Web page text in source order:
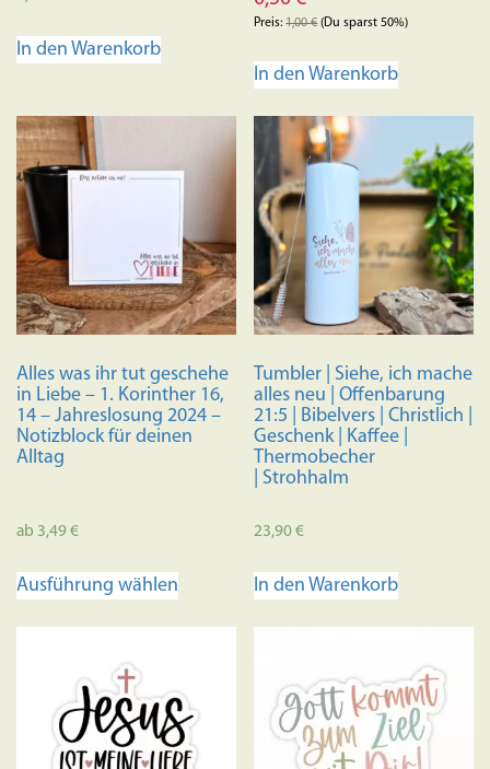
In den Warenkorb
Preis:1,00€(Du sparst 50%)
In den Warenkorb
Alles was ihr tut geschehe
in Liebe – 1. Korinther 16,
14 – Jahreslosung 2024 –
Notizblock für deinen
Alltag
ab 3,49€
Ausführung wählen
auf.
Die
Optionen
Tumbler | Siehe, ich mache
alles neu | Offenbarung
21:5 | Bibelvers | Christlich |
Geschenk | Kaffee |
Thermobecher
| Strohhalm
23,90€
In den Warenkorb